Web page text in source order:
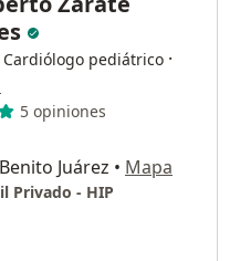
Cardiólogo pediátrico ·
5 opiniones
Juárez • Mapa
Privado - HIP